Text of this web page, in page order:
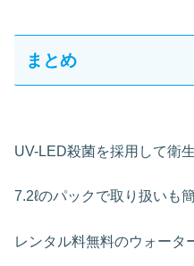
まとめ
UV-LED殺菌を採用して衛
7.2ℓのパックで取り扱いも
レンタル料無料のウォータ